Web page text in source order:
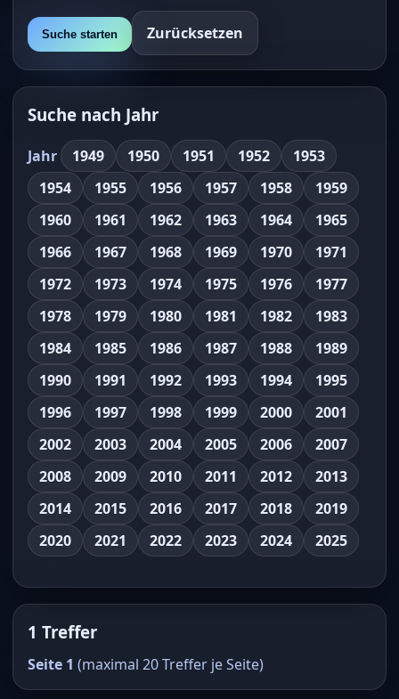
Suche starten Zurücksetzen
Suche nach Jahr
Jahr 1949 1950 1951 1952
1953
1954
1955 1956 1957 1958
1959
1960
1961 1962 1963 1964
1965
1966
1967 1968 1969 1970
1971
1972
1973 1974 1975 1976
1977
1978
1979 1980 1981 1982
1983
1984
1985 1986 1987 1988
1989
1990
1991 1992 1993 1994
1995
1996
1997 1998 1999 2000
2001
2002
2003 2004 2005 2006
2007
2008
2009 2010 2011 2012
2013
2014
2015 2016 2017 2018
2019
2020
2021 2022 2023 2024 2025
1 Treffer
Seite 1 (maximal 20 Treffer je Seite)